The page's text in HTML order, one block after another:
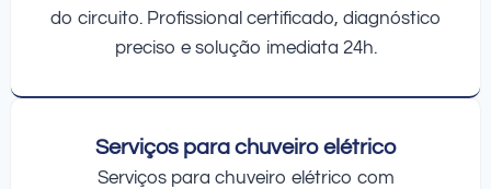
do circuito. Profissional certificado, diagnóstico
preciso e solução imediata 24h.
Serviços para chuveiro elétrico
Serviços para chuveiro elétrico com